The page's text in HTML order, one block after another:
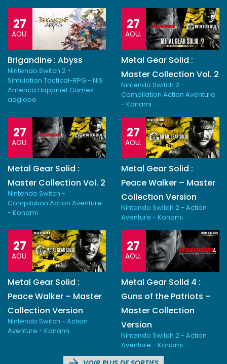
27
AOU.
Brigandine : Abyss
Nintendo Switch 2 -
Simulation Tactical-RPG - NIS
America Happinet Games -
adglobe
27
AOU.
Metal Gear Solid :
Master Collection Vol. 2
Nintendo Switch 2 -
Compilation Action Aventure
- Konami
27
AOU.
Metal Gear Solid :
Master Collection Vol. 2
Nintendo Switch -
Compilation Action Aventure
- Konami
27
AOU.
Metal Gear Solid :
Peace Walker – Master
Collection Version
Nintendo Switch 2 - Action
Aventure - Konami
27
AOU.
Metal Gear Solid :
Peace Walker – Master
Collection Version
Nintendo Switch - Action
Aventure - Konami
27
AOU.
Metal Gear Solid 4 :
Guns of the Patriots –
Master Collection
Version
Nintendo Switch 2 - Action
Aventure - Konami